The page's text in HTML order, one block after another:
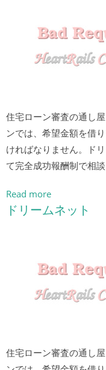
住宅ローン審査の通し
ンでは、希望金額を借
ければなりません。ド
て完全成功報酬制で相
Read more
ドリームネット
住宅ローン審査の通し